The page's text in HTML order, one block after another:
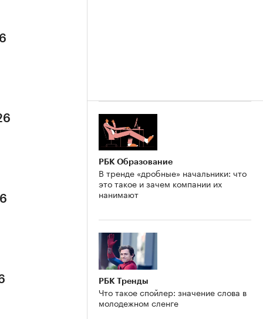
РБК Образование
В тренде «дробные» начальники: что
это такое и зачем компании их
нанимают
РБК Тренды
Что такое спойлер: значение слова в
молодежном сленге